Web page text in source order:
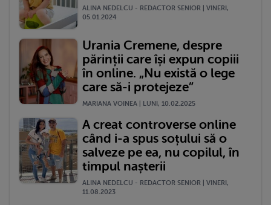
ALINA NEDELCU - REDACTOR SENIOR | VINERI,
05.01.2024
Urania Cremene, despre
părinții care își expun copiii
în online. „Nu există o lege
care să-i protejeze”
MARIANA VOINEA | LUNI, 10.02.2025
A creat controverse online
când i-a spus soțului să o
salveze pe ea, nu copilul, în
timpul nașterii
ALINA NEDELCU - REDACTOR SENIOR | VINERI,
11.08.2023